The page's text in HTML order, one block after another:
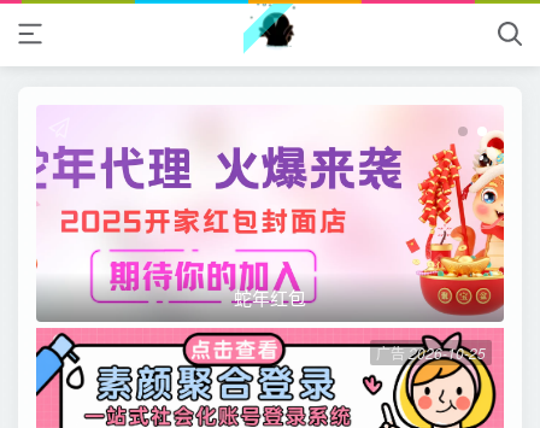
蛇年红包
广告2026-10-25